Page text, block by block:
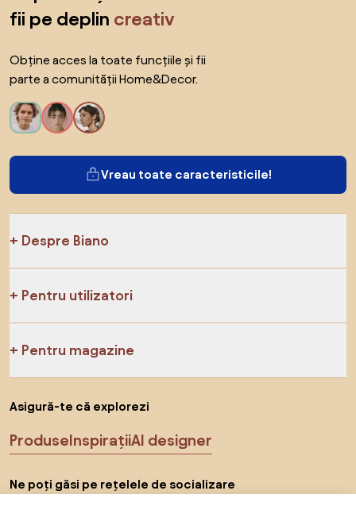
fii pe deplin creativ
Obține acces la toate funcțiile și fii
parte a comunității Home&Decor.
Vreau toate caracteristicile!
Despre Biano
Pentru utilizatori
Pentru magazine
Asigură-te că explorezi
ProduseInspirațiiAI designer
Ne poți găsi pe rețelele de socializare